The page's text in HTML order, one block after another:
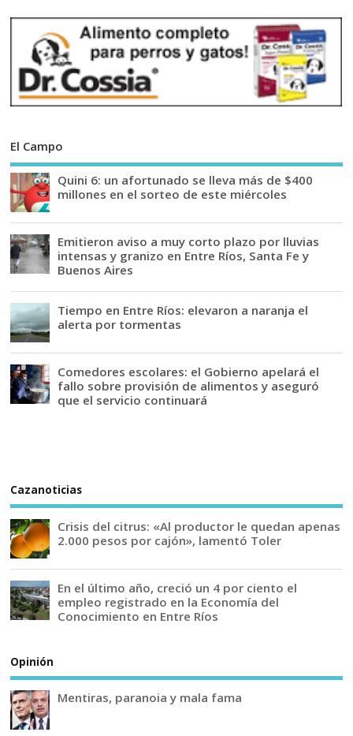
El Campo
Quini 6: un afortunado se lleva más de $400
millones en el sorteo de este miércoles
Emitieron aviso a muy corto plazo por lluvias
intensas y granizo en Entre Ríos, Santa Fe y
Buenos Aires
Tiempo en Entre Ríos: elevaron a naranja el
alerta por tormentas
Comedores escolares: el Gobierno apelará el
fallo sobre provisión de alimentos y aseguró
que el servicio continuará
Cazanoticias
Crisis del citrus: «Al productor le quedan apenas
2.000 pesos por cajón», lamentó Toler
En el último año, creció un 4 por ciento el
empleo registrado en la Economía del
Conocimiento en Entre Ríos
Opinión
Mentiras, paranoia y mala fama